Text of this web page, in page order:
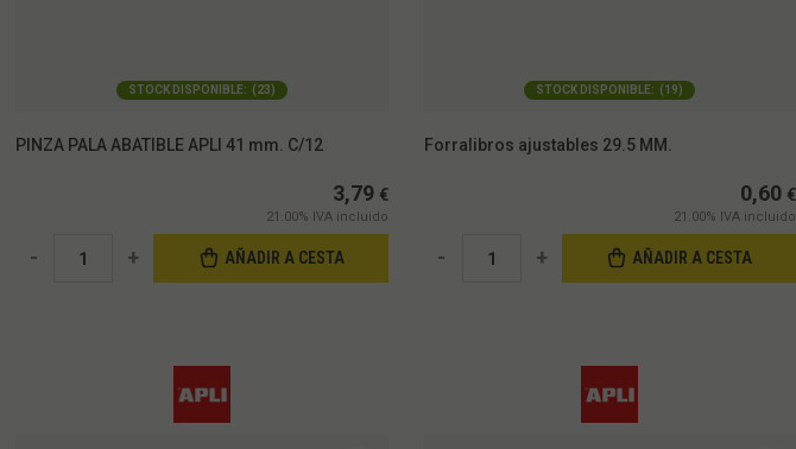
STOCK DISPONIBLE: (23)
PINZA PALA ABATIBLE APLI 41 mm. C/12
3,79 €
21.00% IVA incluido
- + AÑADIR A CESTA
STOCK DISPONIBLE: (19)
Forralibros ajustables 29.5 MM.
0,60 €
21.00% IVA incluido
- + AÑADIR A CESTA